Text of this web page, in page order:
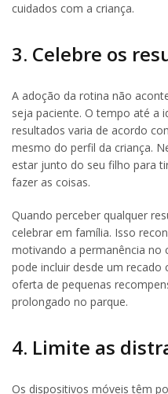
cuidados com a criança.
3. Celebre os
A adoção da rotina não
seja paciente. O tempo até a
resultados varia de acordo
mesmo do perfil da criança.
estar junto do seu filho para
fazer as coisas.
Quando perceber qualquer
celebrar em família. Isso
motivando a permanência no
pode incluir desde um recado
oferta de pequenas
prolongado no parque.
4. Limite as
Os dispositivos móveis têm